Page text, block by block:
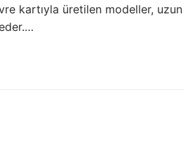
ÜRÜNLER
kartıyla üretilen modeller, uzun